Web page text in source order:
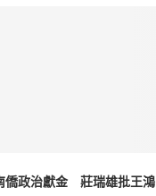
僑政治獻金 莊瑞雄批王鴻